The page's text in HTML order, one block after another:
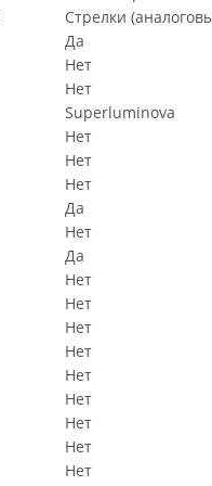
Стрелки
Да
Нет
Нет
Superluminova
Нет
Нет
Нет
Да
Нет
Да
Нет
Нет
Нет
Нет
Нет
Нет
Нет
Нет
Нет